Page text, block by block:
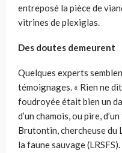
entreposé la pièce de
vitrines de plexiglas.
Des doutes demeurent
Quelques experts
témoignages. « Rien ne
foudroyée était bien un
d’un chamois, ou pire,
Brutontin, chercheuse du
la faune sauvage